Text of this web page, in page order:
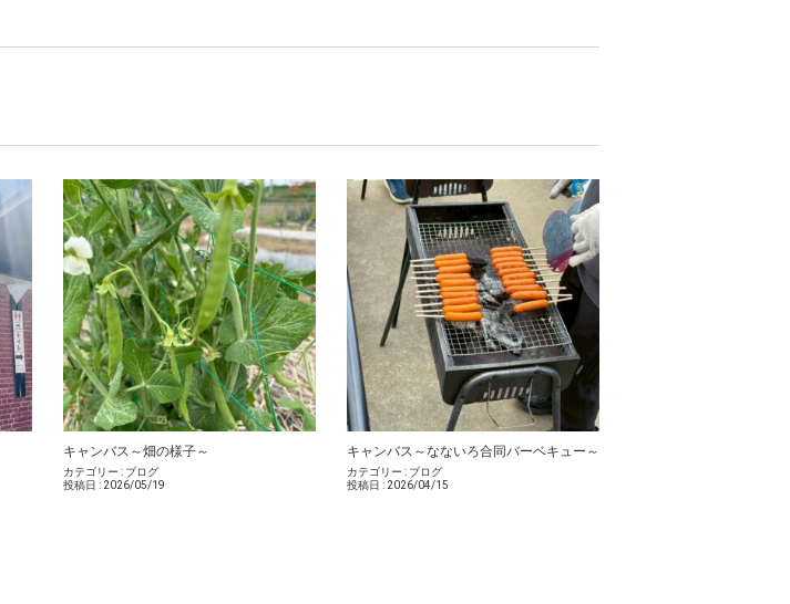
キャンバス～畑の様子～
カテゴリー : ブログ
投稿日 : 2026/05/19
キャンバス～なないろ合同バーベキュー～
カテゴリー : ブログ
投稿日 : 2026/04/15